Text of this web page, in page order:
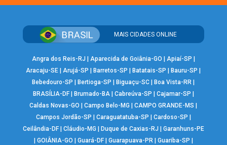
MAIS CIDADES ONLINE
Angra dos Reis-RJ Aparecida de Goiânia-GO Apiaí-SP
Aracaju-SE |Arujá-SP Barretos-SP Batatais-SP Bauru-SP
Bebedouro-SP
Bertioga-SP Biguaçu-SC Boa Vista-RR
BRASÍLIA-DF| Brumado-BA| Cabreúva-SP Cajamar-SP
Caldas Novas-GO
|Campo Belo-MG |CAMPO GRANDE-MS
Campos Jordão-SP
Caraguatatuba-SP Cardoso-SP
Ceilândia-DF| Cláudio-MG Duque de Caxias-RJ
Garanhuns-PE
GOIÂNIA-GO Guará-DF| Guarapuava-PR| Guariba-SP